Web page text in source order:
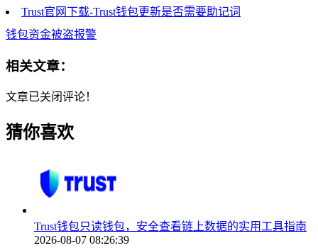
Trust官网下载-Trust钱包更新是否需要助记词
钱包资金被盗报警
相关文章：
文章已关闭评论！
猜你喜欢
Trust钱包只读钱包，安全查看链上数据的实用工具指南
2026-08-07 08:26:39